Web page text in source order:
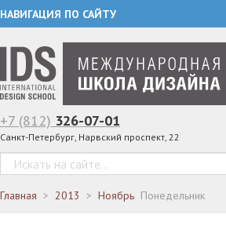
НАВИГАЦИЯ ПО САЙТУ
+7 (812) 326-07-01
Санкт-Петербург, Нарвский проспект, 22
Главная 2013 Ноябрь Понедельник